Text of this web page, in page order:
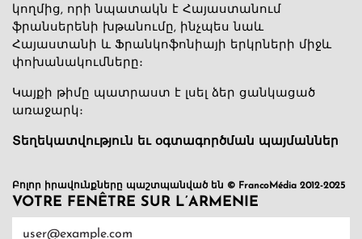
կողմից, որի նպատակն է Հայաստանում
ֆրանսերենի խթանումը, ինչպես նաև
Հայաստանի և Ֆրանկոֆոնիայի երկրների միջև
փոխանակումները։
Կայքի թիմը պատրաստ է լսել ձեր ցանկացած
առաջարկ։
Տեղեկատվություն եւ օգտագործման պայմաններ
Բոլոր իրավունքները պաշտպանված են © FrancoMédia 2012-2025
VOTRE FENÊTRE SUR L’ARMENIE